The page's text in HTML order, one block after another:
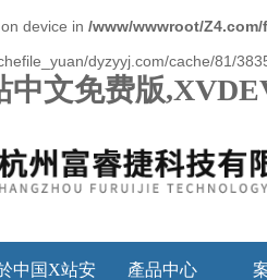
device in /www/wwwroot/
dyzyyj.com/cache/81/
中文免费版
中国X站安 產品中心